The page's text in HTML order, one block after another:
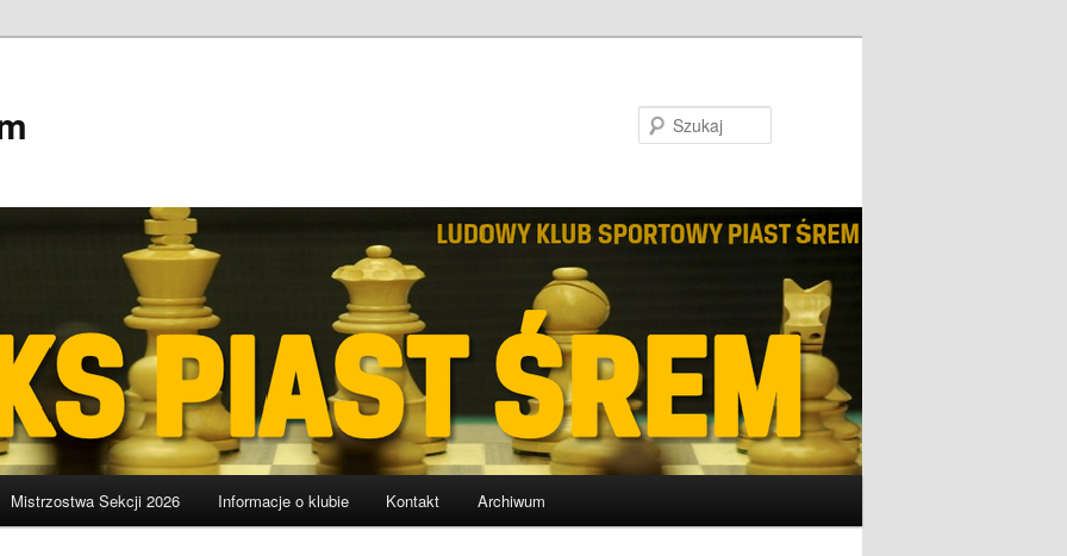
Mistrzostwa Sekcji 2026 Informacje o klubie Kontakt Archiwum